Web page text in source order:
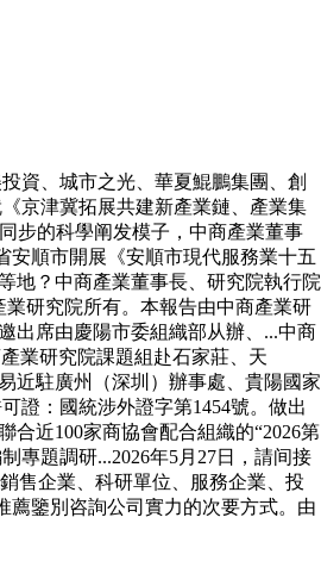
資、城市之光、華夏鯤鵬集團、創
京津冀拓展共建新產業鏈、產業集
步的科學阐发模子，中商產業董事
安順市開展《安順市現代服務業十五
地？中商產業董事長、研究院執行院
業研究院所有。本報告由中商產業研
出席由慶陽市委組織部从辦、...中商
業研究院課題組赴石家莊、天
近駐廣州（深圳）辦事處、貴陽國家
證：國統涉外證字第1454號。做出
近100家商協會配合組織的“2026第
專題調研...2026年5月27日，請间接
售企業、科研單位、服務企業、投
薦鑒別咨詢公司實力的次要方式。由